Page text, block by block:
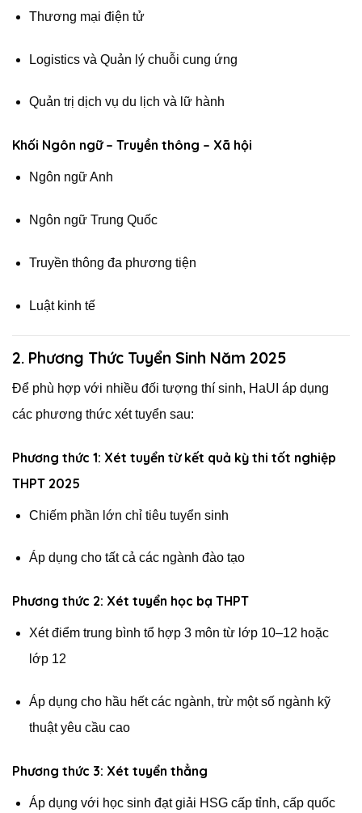
Thương mại điện tử
Logistics và Quản lý chuỗi cung ứng
Quản trị dịch vụ du lịch và lữ hành
Khối Ngôn ngữ – Truyền thông – Xã hội
Ngôn ngữ Anh
Ngôn ngữ Trung Quốc
Truyền thông đa phương tiện
Luật kinh tế
2. Phương Thức Tuyển Sinh Năm 2025
Để phù hợp với nhiều đối tượng thí sinh, HaUI áp dụng
các phương thức xét tuyển sau:
Phương thức 1: Xét tuyển từ kết quả kỳ thi tốt nghiệp
THPT 2025
Chiếm phần lớn chỉ tiêu tuyển sinh
Áp dụng cho tất cả các ngành đào tạo
Phương thức 2: Xét tuyển học bạ THPT
Xét điểm trung bình tổ hợp 3 môn từ lớp 10–12 hoặc
lớp 12
Áp dụng cho hầu hết các ngành, trừ một số ngành kỹ
thuật yêu cầu cao
Phương thức 3: Xét tuyển thẳng
Áp dụng với học sinh đạt giải HSG cấp tỉnh, cấp quốc